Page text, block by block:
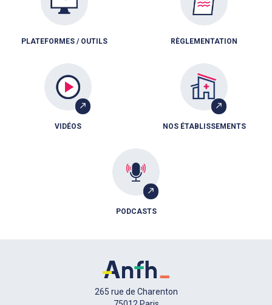
PLATEFORMES / OUTILS RÈGLEMENTATION
VIDÉOS NOS ÉTABLISSEMENTS
PODCASTS
265 rue de Charenton